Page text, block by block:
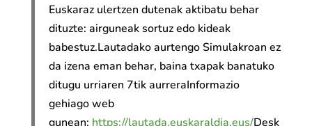
Euskaraz ulertzen dutenak aktibatu behar
dituzte: airguneak sortuz edo kideak
babestuz.Lautadako aurtengo Simulakroan ez
da izena eman behar, baina txapak banatuko
ditugu urriaren 7tik aurreraInformazio
gehiago web
gunean: https://lautada.euskaraldia.eus/Desk